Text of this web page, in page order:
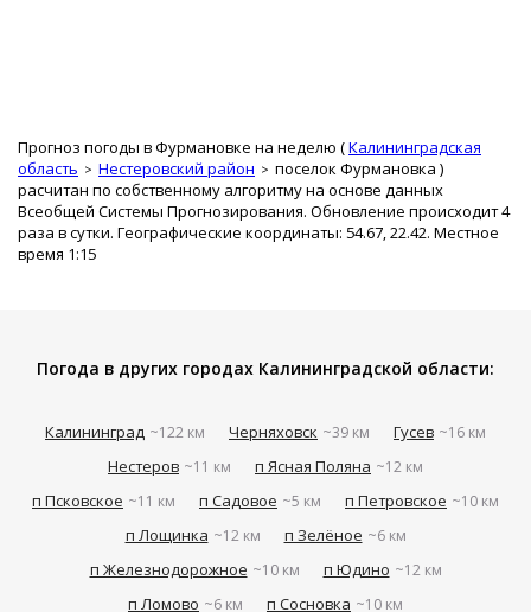
Прогноз погоды в Фурмановке на неделю (Калининградская
область
Нестеровский район поселок Фурмановка )
расчитан по собственному алгоритму на основе данных
Всеобщей Системы Прогнозирования. Обновление происходит 4
раза в сутки. Географические координаты: 54.67, 22.42. Местное
время 1:15
Погода в других городах Калининградской области:
Калининград ~122 км Черняховск ~39 км Гусев ~16 км
Нестеров ~11 км п Ясная Поляна ~12 км
п Псковское ~11 км п Садовое ~5 км п Петровское ~10 км
п Лощинка ~12 км п Зелёное ~6 км
п Железнодорожное ~10 км п Юдино ~12 км
п Ломово ~6 км п Сосновка ~10 км